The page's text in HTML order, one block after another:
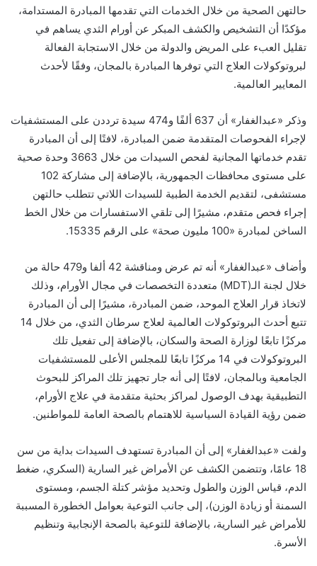
حالتهن الصحية من خلال الخدمات التي تقدمها المبادرة المستدامة،
مؤكدًا أن التشخيص والكشف المبكر عن أورام الثدي يساهم في
تقليل العبء على المريض والدولة من خلال الاستجابة الفعالة
لبروتوكولات العلاج التي توفرها المبادرة بالمجان، وفقًا لأحدث
المعايير العالمية.
وذكر «عبدالغفار» أن 637 ألفًا و474 سيدة ترددن على المستشفيات
لإجراء الفحوصات المتقدمة ضمن المبادرة، لافتًا إلى أن المبادرة
تقدم خدماتها المجانية لفحص السيدات من خلال 3663 وحدة صحية
على مستوى محافظات الجمهورية، بالإضافة إلى مشاركة 102
مستشفى، لتقديم الخدمة الطبية للسيدات اللاتي تتطلب حالتهن
إجراء فحص متقدم، مشيرًا إلى تلقي الاستفسارات من خلال الخط
الساخن لمبادرة «100 مليون صحة» على الرقم 15335.
وأضاف «عبدالغفار» أنه تم عرض ومناقشة 42 ألفا و479 حالة من
خلال لجنة الـ(MDT) متعددة التخصصات في مجال الأورام، وذلك
لاتخاذ قرار العلاج الموحد، ضمن المبادرة، مشيرًا إلى أن المبادرة
تتبع أحدث البروتوكولات العالمية لعلاج سرطان الثدي، من خلال 14
مركزًا تابعًا لوزارة الصحة والسكان، بالإضافة إلى تفعيل تلك
البروتوكولات في 14 مركزًا تابعًا للمجلس الأعلى للمستشفيات
الجامعية وبالمجان، لافتًا إلى أنه جار تجهيز تلك المراكز للبحوث
التطبيقية بهدف الوصول لمراكز بحثية متقدمة في علاج الأورام،
ضمن رؤية القيادة السياسية للاهتمام بالصحة العامة للمواطنين.
ولفت «عبدالغفار» إلى أن المبادرة تستهدف السيدات بداية من سن
18 عامًا، وتتضمن الكشف عن الأمراض غير السارية (السكري، ضغط
الدم، قياس الوزن والطول وتحديد مؤشر كتلة الجسم، ومستوى
السمنة أو زيادة الوزن)، إلى جانب التوعية بعوامل الخطورة المسببة
للأمراض غير السارية، بالإضافة للتوعية بالصحة الإنجابية وتنظيم
الأسرة.